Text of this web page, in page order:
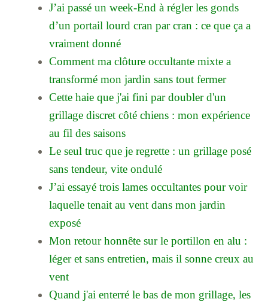
J’ai passé un week-End à régler les gonds
d’un portail lourd cran par cran : ce que ça a
vraiment donné
Comment ma clôture occultante mixte a
transformé mon jardin sans tout fermer
Cette haie que j'ai fini par doubler d'un
grillage discret côté chiens : mon expérience
au fil des saisons
Le seul truc que je regrette : un grillage posé
sans tendeur, vite ondulé
J’ai essayé trois lames occultantes pour voir
laquelle tenait au vent dans mon jardin
exposé
Mon retour honnête sur le portillon en alu :
léger et sans entretien, mais il sonne creux au
vent
Quand j'ai enterré le bas de mon grillage, les